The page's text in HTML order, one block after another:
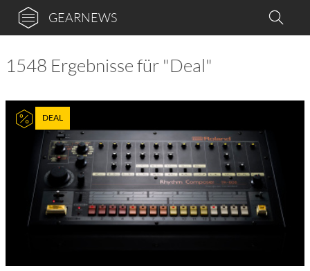
GEARNEWS
1548 Ergebnisse für "Deal"
DEAL